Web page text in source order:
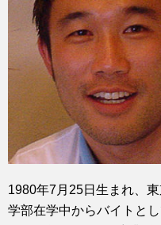
1980年7月25日生まれ、
学部在学中からバイトと